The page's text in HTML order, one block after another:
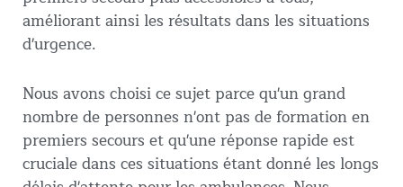
améliorant ainsi les résultats dans les situations
d'urgence.
Nous avons choisi ce sujet parce qu'un grand
nombre de personnes n'ont pas de formation en
premiers secours et qu'une réponse rapide est
cruciale dans ces situations étant donné les longs